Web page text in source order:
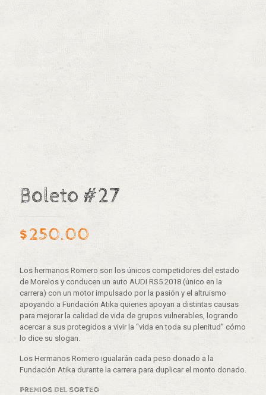
Boleto #27
$250.00
Los hermanos Romero son los únicos competidores del estado
de Morelos y conducen un auto AUDI RS5 2018 (único en la
carrera) con un motor impulsado por la pasión y el altruismo
apoyando a Fundación Atika quienes apoyan a distintas causas
para mejorar la calidad de vida de grupos vulnerables, logrando
acercar a sus protegidos a vivir la “vida en toda su plenitud” cómo
lo dice su slogan.
Los Hermanos Romero igualarán cada peso donado a la
Fundación Atika durante la carrera para duplicar el monto donado.
PREMIOS DEL SORTEO